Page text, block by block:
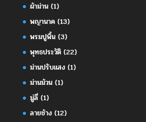
ผ้าม่าน(1)
พญานาค(13)
พรมปูพื้น(3)
พุทธประวัติ(22)
ม่านปรับแสง(1)
ม่านม้วน(1)
มู่ลี่(1)
ลายช้าง(12)